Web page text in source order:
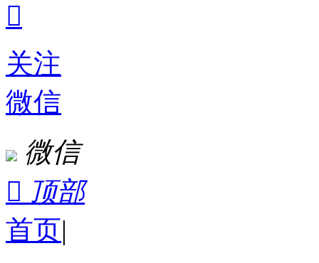

关注
微信
微信
 顶部
首页|